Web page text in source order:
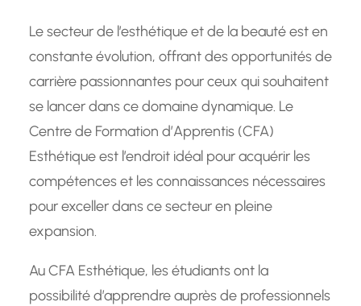
Le secteur de l’esthétique et de la beauté est en
constante évolution, offrant des opportunités de
carrière passionnantes pour ceux qui souhaitent
se lancer dans ce domaine dynamique. Le
Centre de Formation d’Apprentis (CFA)
Esthétique est l’endroit idéal pour acquérir les
compétences et les connaissances nécessaires
pour exceller dans ce secteur en pleine
expansion.
Au CFA Esthétique, les étudiants ont la
possibilité d’apprendre auprès de professionnels